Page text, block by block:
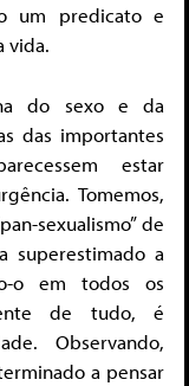
um predicato e
vida.
do sexo e da
das importantes
estar
Tomemos,
sexualismo” de
superestimado a
o em todos os
de tudo, é
Observando,
a pensar